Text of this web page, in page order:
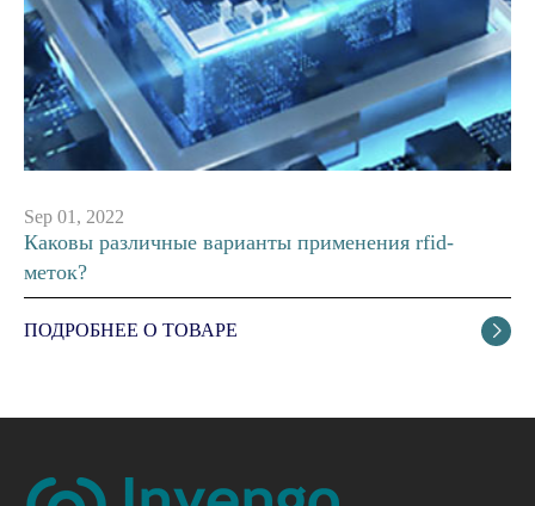
Sep 01, 2022
Каковы различные варианты применения rfid-
меток?
ПОДРОБНЕЕ О ТОВАРЕ 